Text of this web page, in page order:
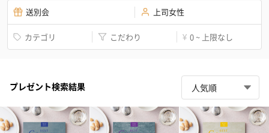
送別会 上司女性
カテゴリ こだわり ¥ 0 ~ 上限なし
プレゼント検索結果